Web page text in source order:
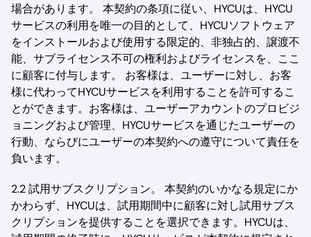
場合があります。 本契約の条項に従い、HYCUは、HYCU
サービスの利用を唯一の目的として、HYCUソフトウェア
をインストールおよび使用する限定的、非独占的、譲渡不
能、サブライセンス不可の権利およびライセンスを、ここ
に顧客に付与します。 お客様は、ユーザーに対し、お客
様に代わってHYCUサービスを利用することを許可するこ
とができます。お客様は、ユーザーアカウントのプロビジ
ョニングおよび管理、HYCUサービスを通じたユーザーの
行動、ならびにユーザーの本契約への遵守について責任を
負います。
2.2 試用サブスクリプション。 本契約のいかなる規定にか
かわらず、HYCUは、試用期間中に顧客に対し試用サブス
クリプションを提供することを選択できます。HYCUは、